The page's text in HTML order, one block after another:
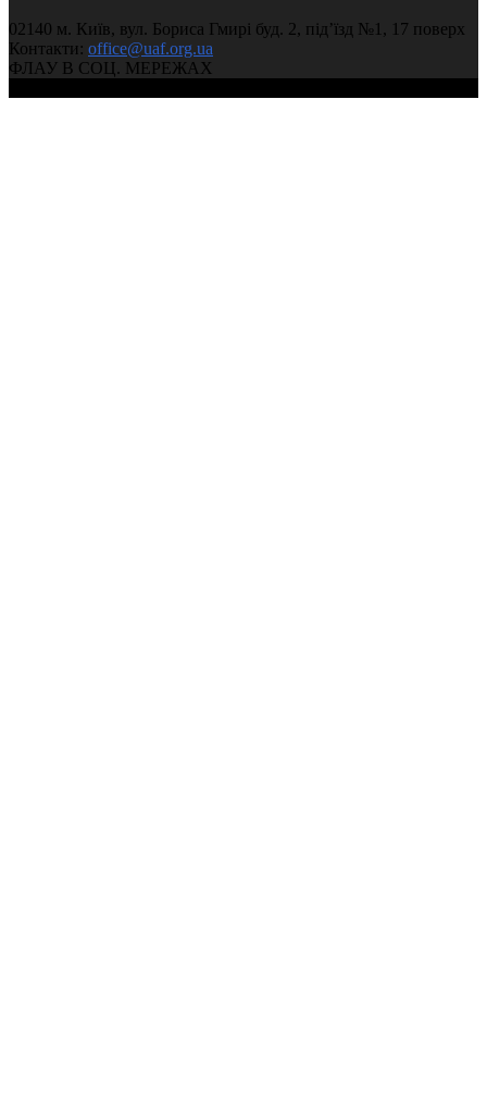
02140 м. Київ, вул. Бориса Гмирі буд. 2, під’їзд №1, 17 поверх
Контакти: office@uaf.org.ua
ФЛАУ В СОЦ. МЕРЕЖАХ